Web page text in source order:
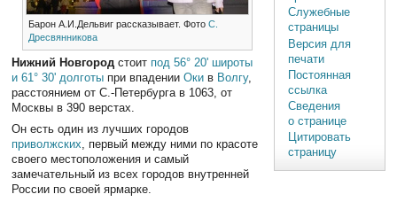
Барон А.И.Дельвиг рассказывает. Фото С.
Дресвянникова
Нижний Новгород стоит под 56° 20' широты
и 61° 30' долготы при впаденииОки в Волгу,
расстоянием от С.-Петербурга в 1063, от
Москвы в 390 верстах.
Он есть один из лучших городов
приволжских , первый между ними по красоте
своего местоположения и самый
замечательный из всех городов внутренней
России по своей ярмарке.
Служебные
страницы
Версия для
печати
Постоянная
ссылка
Сведения
о странице
Цитировать
страницу